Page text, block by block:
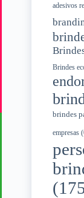
adesivos
Brindes
brindes
empresas